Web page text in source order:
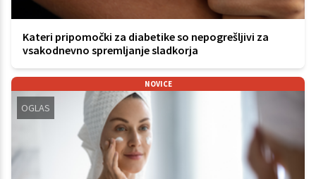
Kateri pripomočki za diabetike so nepogrešljivi za
vsakodnevno spremljanje sladkorja
NOVICE
OGLAS